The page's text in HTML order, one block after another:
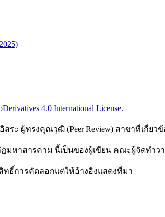
4.0 International License.
ะ ผู้ทรงคุณวุฒิ (Peer Review) สาขาที่เกี่ยว
หาสารคาม นี้เป็นของผู้เขียน คณะผู้จัดทำวา
ธิ์การคัดลอกแต่ให้อ้างอิงแสดงที่มา